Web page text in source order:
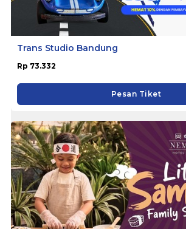
Trans Studio Bandung
Rp 73.332
Pesan Tiket